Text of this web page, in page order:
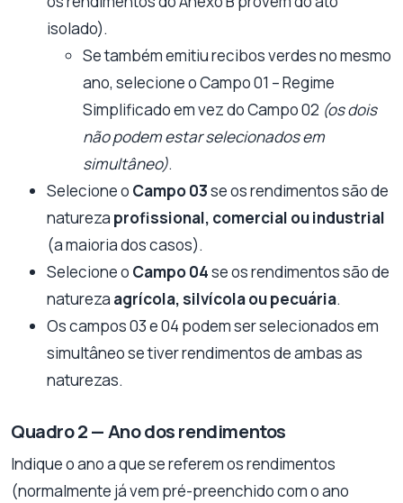
isolado).
Se também emitiu recibos verdes no mesmo
ano, selecione o Campo 01 – Regime
Simplificado em vez do Campo 02 (os dois
não podem estar selecionados em
simultâneo).
Selecione o Campo 03se os rendimentos são de
natureza profissional, comercial ou industrial
(a maioria dos casos).
Selecione o Campo 04se os rendimentos são de
natureza agrícola, silvícola ou pecuária.
Os campos 03 e 04 podem ser selecionados em
simultâneo se tiver rendimentos de ambas as
naturezas.
Quadro 2 — Ano dos rendimentos
Indique o ano a que se referem os rendimentos
(normalmente já vem pré-preenchido com o ano